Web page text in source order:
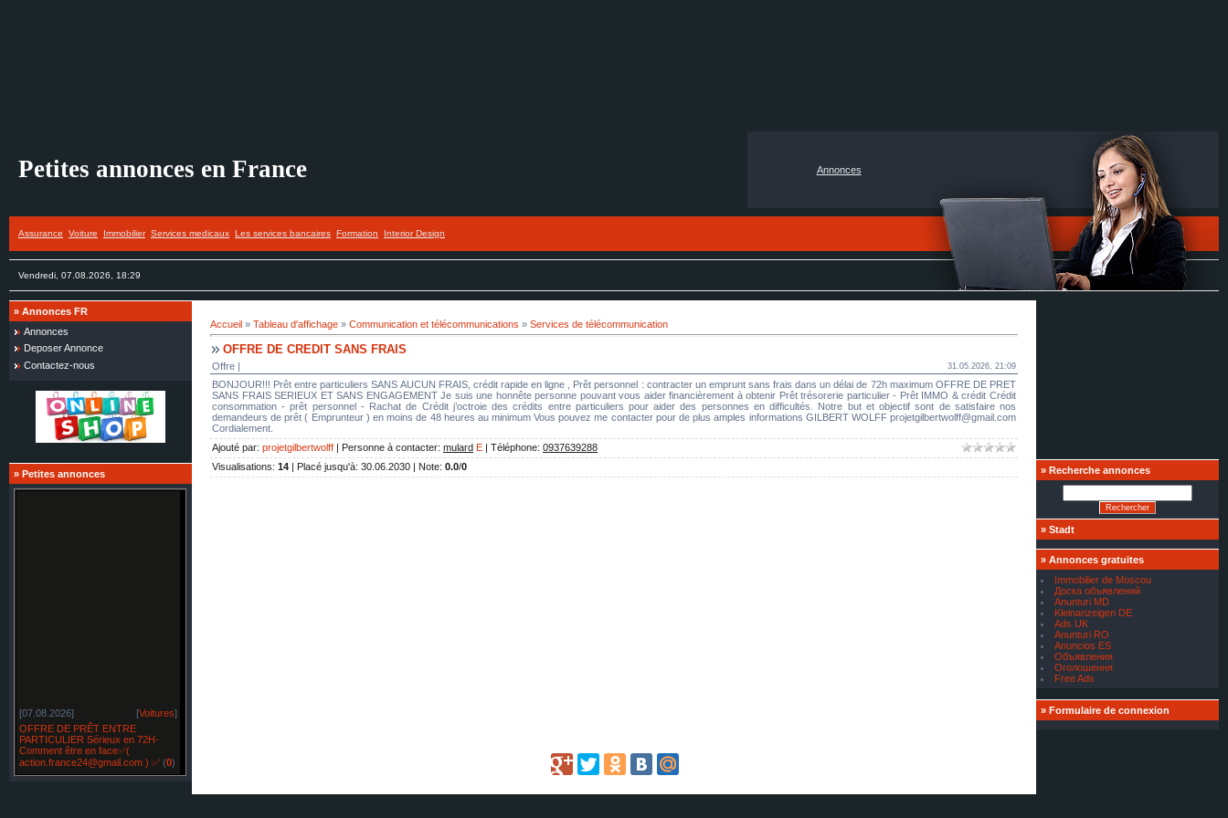
Petites annonces en France Annonces
Assurance Voiture Immobilier Services medicaux Les services bancaires Formation Interior Design
Vendredi, 07.08.2026, 18:29
» Annonces FR
Annonces
Deposer Annonce
Contactez-nous
» Petites annonces
[07.08.2026] [Voitures]
OFFRE DE PRÊT ENTRE
PARTICULIER Sérieux en 72H-
Comment être en face✅(
action.france24@gmail.com ) ✅ (0)
[07.08.2026]
[Restylage]
Accueil » Tableau d'affichage » Communication et télécommunications » Services de télécommunication
OFFRE DE CREDIT SANS FRAIS
Offre | 31.05.2026, 21:09
BONJOUR!!! Prêt entre particuliers SANS AUCUN FRAIS, crédit rapide en ligne , Prêt personnel : contracter un emprunt sans frais dans un délai de 72h maximum OFFRE DE PRET
SANS FRAIS SERIEUX ET SANS ENGAGEMENT Je suis une honnête personne pouvant vous aider financièrement à obtenir Prêt trésorerie particulier - Prêt IMMO & crédit Crédit
consommation - prêt personnel - Rachat de Crédit j’octroie des crédits entre particuliers pour aider des personnes en difficultés. Notre but et objectif sont de satisfaire nos
demandeurs de prêt ( Emprunteur ) en moins de 48 heures au minimum Vous pouvez me contacter pour de plus amples informations GILBERT WOLFF projetgilbertwolff@gmail.com
Cordialement.
Ajouté par: projetgilbertwolff | Personne à contacter: mulard E | Téléphone: 0937639288
Visualisations: 14 | Placé jusqu'à: 30.06.2030 | Note: 0.0/0 » Recherche annonces
» Stadt
» Annonces gratuites
Immobilier de Moscou
Доска объявлений
Anunturi MD
Kleinanzeigen DE
Ads UK
Anunturi RO
Anuncios ES
Объявления
Оголошення
Free Ads
» Formulaire de connexion